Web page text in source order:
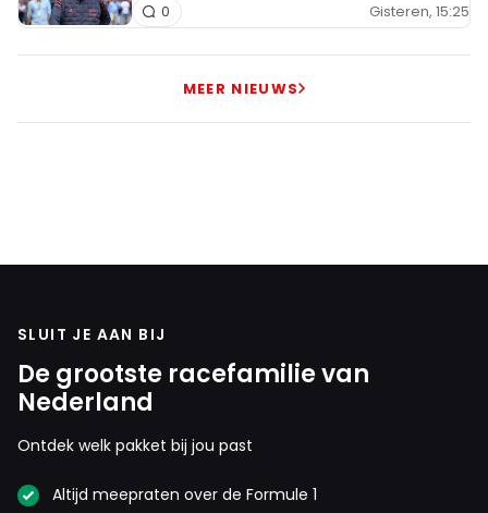
Gisteren, 15:25
0
MEER NIEUWS
SLUIT JE AAN BIJ
De grootste racefamilie van
Nederland
Ontdek welk pakket bij jou past
Altijd meepraten over de Formule 1